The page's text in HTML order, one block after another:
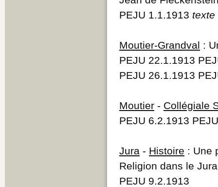
PEJU 1.1.1913 texte
Moutier-Grandval :
PEJU 22.1.1913
PEJU 26.1.1913
Moutier - Collégiale
PEJU 6.2.1913
Jura - Histoire : Une
Religion dans le Jura
PEJU 9.2.1913